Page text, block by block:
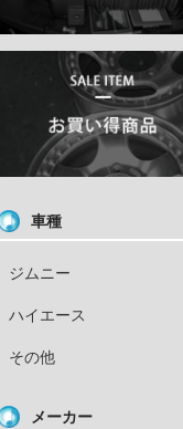
車種
ジムニー
ハイエース
その他
メーカー